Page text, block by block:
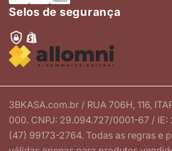
Selos de segurança
3BKASA.com.br / RUA 706H, 116,
000. CNPJ: 29.094.727/0001-67 / IE:
(47) 99173-2764. Todas as regras e